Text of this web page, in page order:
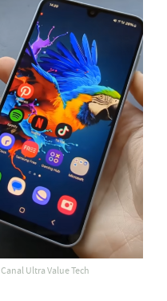
Canal Ultra Value Tech